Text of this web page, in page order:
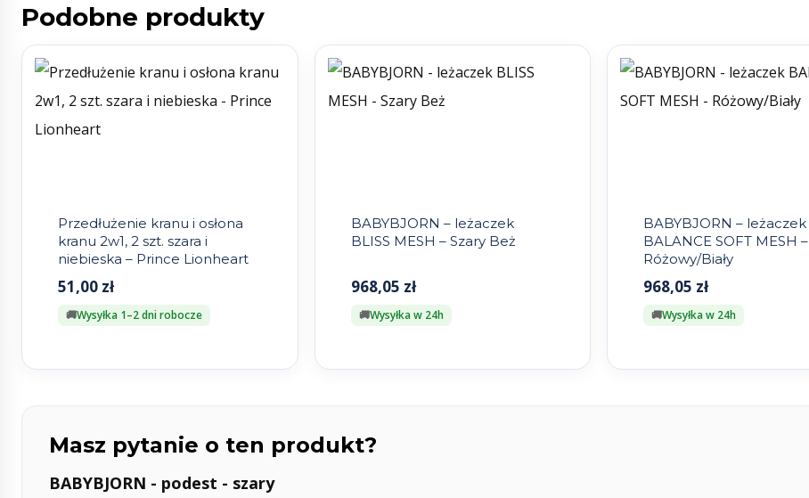
Podobne produkty
Przedłużenie kranu i osłona
kranu 2w1, 2 szt. szara i
niebieska – Prince Lionheart
51,00 zł
Wysyłka 1–2 dni robocze
BABYBJORN – leżaczek
BLISS MESH – Szary Beż
968,05 zł
Wysyłka w 24h
BABYBJORN – leżaczek
BALANCE SOFT MESH –
Różowy/Biały
968,05 zł
Wysyłka w 24h
Masz pytanie o ten produkt?
BABYBJORN - podest - szary